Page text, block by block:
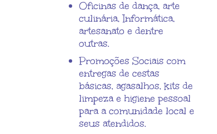
Oficinas de dança, arte
culinária, Informática,
artesanato e dentre
outras.
Promoções Sociais com
entregas de cestas
básicas, agasalhos, kits de
limpeza e higiene pessoal
para a comunidade local e
seus atendidos.